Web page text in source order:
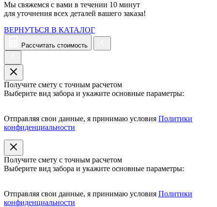
Мы свяжемся с вами в течении 10 минут
для уточнения всех деталей вашего заказа!
ВЕРНУТЬСЯ В КАТАЛОГ
Рассчитать стоимость
Получите смету с точным расчетом
Выберите вид забора и укажите основные параметры:
Отправляя свои данные, я принимаю условия Политики
конфиденциальности
Получите смету с точным расчетом
Выберите вид забора и укажите основные параметры:
Отправляя свои данные, я принимаю условия Политики
конфиденциальности